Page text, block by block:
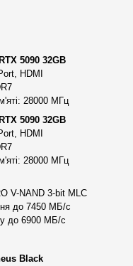
діапазон
даних.
Tower Heatsink з
120-мм
систем із
GeForce RTX 5090
алгоритмів ШІ,
пропускну
використовувати сервер
роботи
5090 32GB
HDMI
28000 МГц
5090 32GB
HDMI
28000 МГц
V-NAND 3-bit MLC
до 7450 МБ/с
до 6900 МБ/с
Black